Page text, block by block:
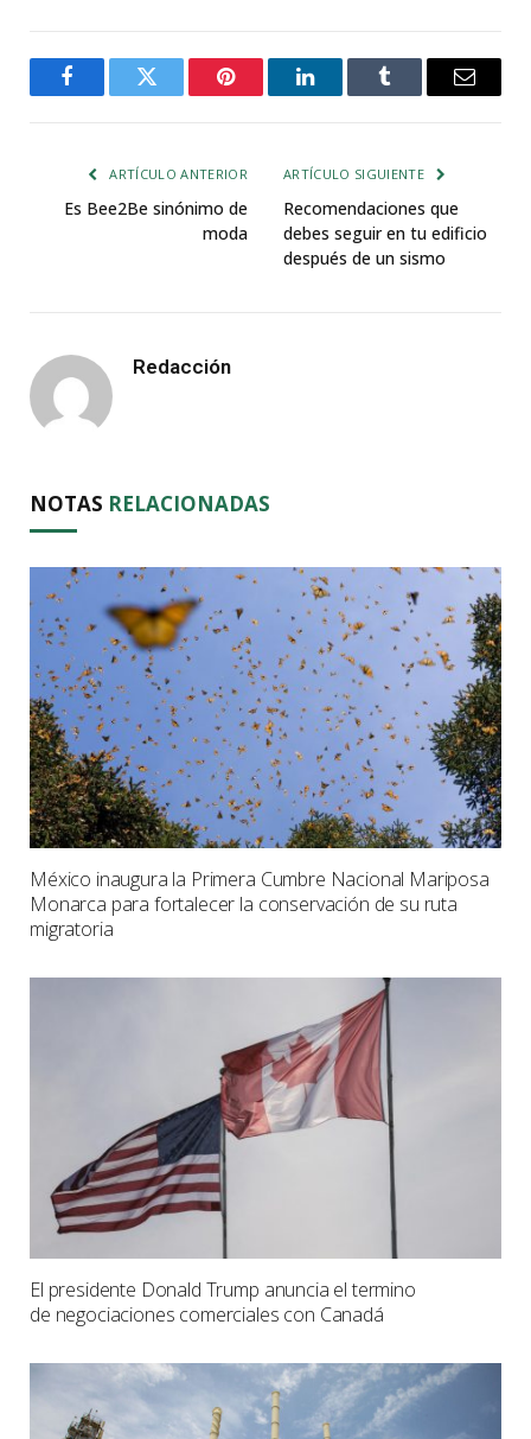
FacebookTwitter Pinterest LinkedInTumblr Email
ARTÍCULO ANTERIOR
Es Bee2Be sinónimo de
moda
ARTÍCULO SIGUIENTE
Recomendaciones que
debes seguir en tu edificio
después de un sismo
Redacción
NOTAS RELACIONADAS
México inaugura la Primera Cumbre Nacional Mariposa
Monarca para fortalecer la conservación de su ruta
migratoria
El presidente Donald Trump anuncia el termino
de negociaciones comerciales con Canadá